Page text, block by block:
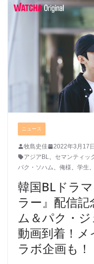
ニュース
牧島史佳 2022年3月17日
アジアBL
セマンティッ
パク・ソハム
俺様 学生
韓国BLドラ
ラー』配信
ム＆パク・
動画到着！メ
ラボ企画も！